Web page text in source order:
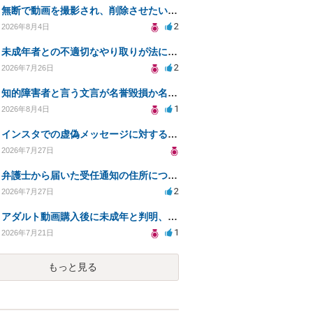
無断で動画を撮影され、削除させたいが連絡が返ってこない。
2026年8月4日 2
未成年者との不適切なやり取りが法に触れる可能性と対処法
2026年7月26日 2
知的障害者と言う文言が名誉毀損か名誉感情の侵害になるか教えてほしい。
2026年8月4日 1
インスタでの虚偽メッセージに対する法的対応の必要性は？
2026年7月27日
弁護士から届いた受任通知の住所について
2026年7月27日 2
アダルト動画購入後に未成年と判明、法的リスクはある？
2026年7月21日 1
もっと見る